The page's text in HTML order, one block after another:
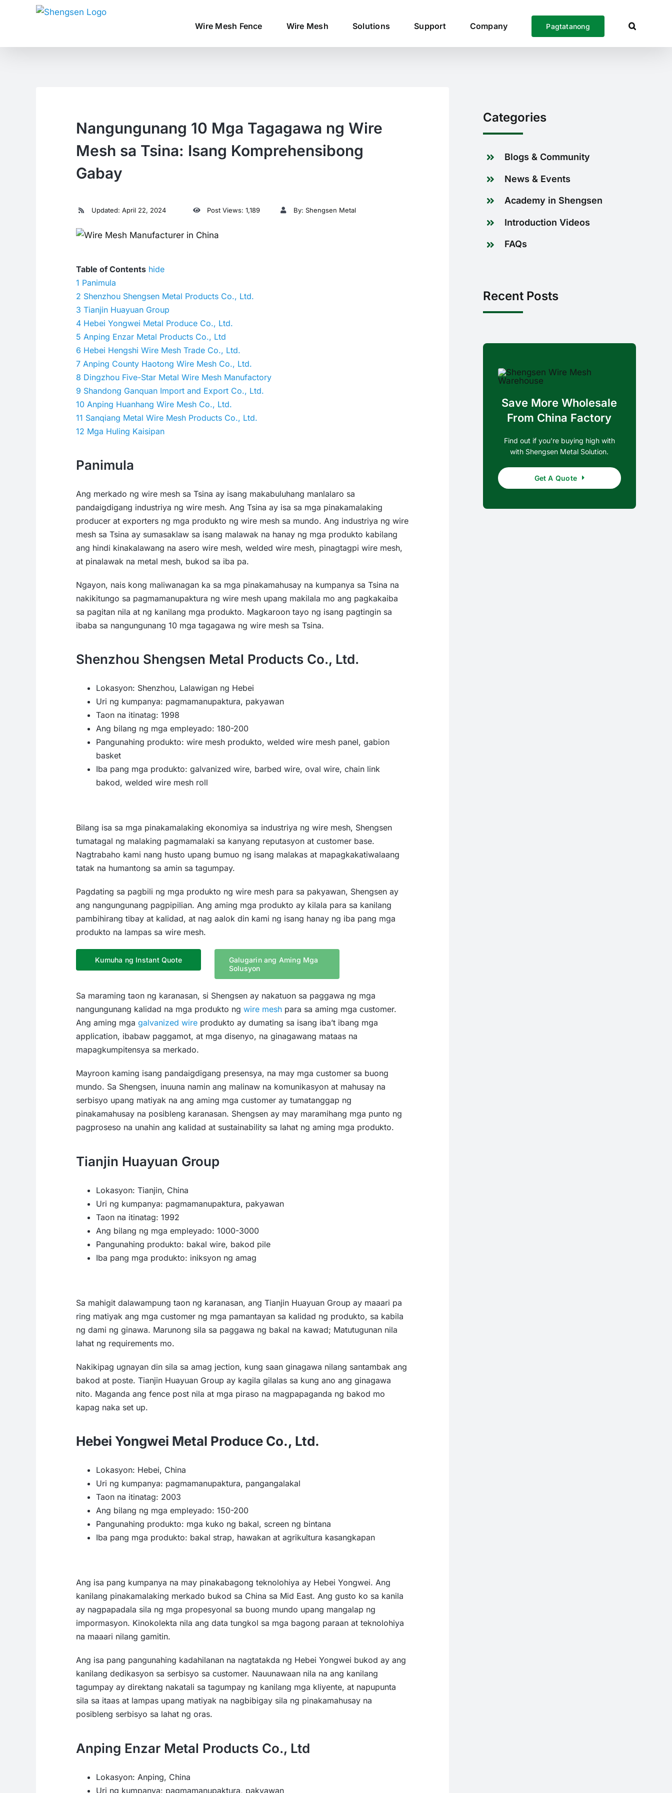
Wire Mesh Fence Wire Mesh Solutions Support Company Pagtatanong
Nangungunang 10 Mga Tagagawa ng Wire
Mesh sa Tsina: Isang Komprehensibong
Gabay
Updated: April 22, 2024 Post Views: 1,189 By: Shengsen Metal
Table of Contents hide
1 Panimula
2 Shenzhou Shengsen Metal Products Co., Ltd.
3 Tianjin Huayuan Group
4 Hebei Yongwei Metal Produce Co., Ltd.
5 Anping Enzar Metal Products Co., Ltd
6 Hebei Hengshi Wire Mesh Trade Co., Ltd.
7 Anping County Haotong Wire Mesh Co., Ltd.
8 Dingzhou Five-Star Metal Wire Mesh Manufactory
9 Shandong Ganquan Import and Export Co., Ltd.
10 Anping Huanhang Wire Mesh Co., Ltd.
11 Sanqiang Metal Wire Mesh Products Co., Ltd.
12 Mga Huling Kaisipan
Panimula
Ang merkado ng wire mesh sa Tsina ay isang makabuluhang manlalaro sa
pandaigdigang industriya ng wire mesh. Ang Tsina ay isa sa mga pinakamalaking
producer at exporters ng mga produkto ng wire mesh sa mundo. Ang industriya ng wire
mesh sa Tsina ay sumasaklaw sa isang malawak na hanay ng mga produkto kabilang
ang hindi kinakalawang na asero wire mesh, welded wire mesh, pinagtagpi wire mesh,
at pinalawak na metal mesh, bukod sa iba pa.
Ngayon, nais kong maliwanagan ka sa mga pinakamahusay na kumpanya sa Tsina na
nakikitungo sa pagmamanupaktura ng wire mesh upang makilala mo ang pagkakaiba
sa pagitan nila at ng kanilang mga produkto. Magkaroon tayo ng isang pagtingin sa
ibaba sa nangungunang 10 mga tagagawa ng wire mesh sa Tsina.
Shenzhou Shengsen Metal Products Co., Ltd.
Lokasyon: Shenzhou, Lalawigan ng Hebei
Uri ng kumpanya: pagmamanupaktura, pakyawan
Taon na itinatag: 1998
Ang bilang ng mga empleyado: 180-200
Pangunahing produkto: wire mesh produkto, welded wire mesh panel, gabion
basket
Iba pang mga produkto: galvanized wire, barbed wire, oval wire, chain link
bakod, welded wire mesh roll
Bilang isa sa mga pinakamalaking ekonomiya sa industriya ng wire mesh, Shengsen
tumatagal ng malaking pagmamalaki sa kanyang reputasyon at customer base.
Nagtrabaho kami nang husto upang bumuo ng isang malakas at mapagkakatiwalaang
tatak na humantong sa amin sa tagumpay.
Pagdating sa pagbili ng mga produkto ng wire mesh para sa pakyawan, Shengsen ay
ang nangungunang pagpipilian. Ang aming mga produkto ay kilala para sa kanilang
pambihirang tibay at kalidad, at nag aalok din kami ng isang hanay ng iba pang mga
produkto na lampas sa wire mesh.
Kumuha ng Instant Quote
Galugarin ang Aming Mga
Solusyon
Sa maraming taon ng karanasan, si Shengsen ay nakatuon sa paggawa ng mga
nangungunang kalidad na mga produkto ng wire meshpara sa aming mga customer.
Ang aming mga galvanized wireprodukto ay dumating sa isang iba’t ibang mga
application, ibabaw paggamot, at mga disenyo, na ginagawang mataas na
mapagkumpitensya sa merkado.
Mayroon kaming isang pandaigdigang presensya, na may mga customer sa buong
mundo. Sa Shengsen, inuuna namin ang malinaw na komunikasyon at mahusay na
serbisyo upang matiyak na ang aming mga customer ay tumatanggap ng
pinakamahusay na posibleng karanasan. Shengsen ay may maramihang mga punto ng
pagproseso na unahin ang kalidad at sustainability sa lahat ng aming mga produkto.
Tianjin Huayuan Group
Lokasyon: Tianjin, China
Uri ng kumpanya: pagmamanupaktura, pakyawan
Taon na itinatag: 1992
Ang bilang ng mga empleyado: 1000-3000
Pangunahing produkto: bakal wire, bakod pile
Iba pang mga produkto: iniksyon ng amag
Sa mahigit dalawampung taon ng karanasan, ang Tianjin Huayuan Group ay maaari pa
ring matiyak ang mga customer ng mga pamantayan sa kalidad ng produkto, sa kabila
ng dami ng ginawa. Marunong sila sa paggawa ng bakal na kawad; Matutugunan nila
lahat ng requirements mo.
Nakikipag ugnayan din sila sa amag jection, kung saan ginagawa nilang santambak ang
bakod at poste. Tianjin Huayuan Group ay kagila gilalas sa kung ano ang ginagawa
nito. Maganda ang fence post nila at mga piraso na magpapaganda ng bakod mo
kapag naka set up.
Hebei Yongwei Metal Produce Co., Ltd.
Lokasyon: Hebei, China
Uri ng kumpanya: pagmamanupaktura, pangangalakal
Taon na itinatag: 2003
Ang bilang ng mga empleyado: 150-200
Pangunahing produkto: mga kuko ng bakal, screen ng bintana
Iba pang mga produkto: bakal strap, hawakan at agrikultura kasangkapan
Ang isa pang kumpanya na may pinakabagong teknolohiya ay Hebei Yongwei. Ang
kanilang pinakamalaking merkado bukod sa China sa Mid East. Ang gusto ko sa kanila
ay nagpapadala sila ng mga propesyonal sa buong mundo upang mangalap ng
impormasyon. Kinokolekta nila ang data tungkol sa mga bagong paraan at teknolohiya
na maaari nilang gamitin.
Ang isa pang pangunahing kadahilanan na nagtatakda ng Hebei Yongwei bukod ay ang
kanilang dedikasyon sa serbisyo sa customer. Nauunawaan nila na ang kanilang
tagumpay ay direktang nakatali sa tagumpay ng kanilang mga kliyente, at napupunta
sila sa itaas at lampas upang matiyak na nagbibigay sila ng pinakamahusay na
posibleng serbisyo sa lahat ng oras.
Anping Enzar Metal Products Co., Ltd
Lokasyon: Anping, China
Uri ng kumpanya: pagmamanupaktura, pakyawan
Categories
Blogs & Community
News & Events
Academy in Shengsen
Introduction Videos
FAQs
Recent Posts
Save More Wholesale
From China Factory
Find out if you're buying high with
with Shengsen Metal Solution.
Get A Quote